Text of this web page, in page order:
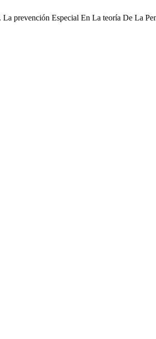
La prevención Especial En La teoría De La